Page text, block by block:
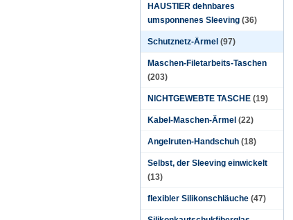
HAUSTIER dehnbares
umsponnenes Sleeving (36)
Schutznetz-Ärmel (97)
Maschen-Filetarbeits-Taschen
(203)
NICHTGEWEBTE TASCHE (19)
Kabel-Maschen-Ärmel (22)
Angelruten-Handschuh (18)
Selbst, der Sleeving einwickelt
(13)
flexibler Silikonschläuche (47)